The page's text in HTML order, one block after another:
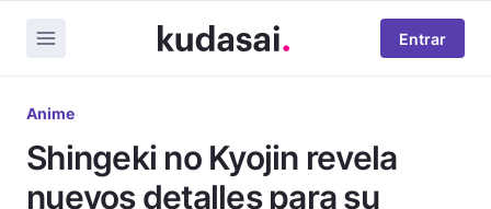
Entrar
Anime
Shingeki no Kyojin revela
nuevos detalles para su